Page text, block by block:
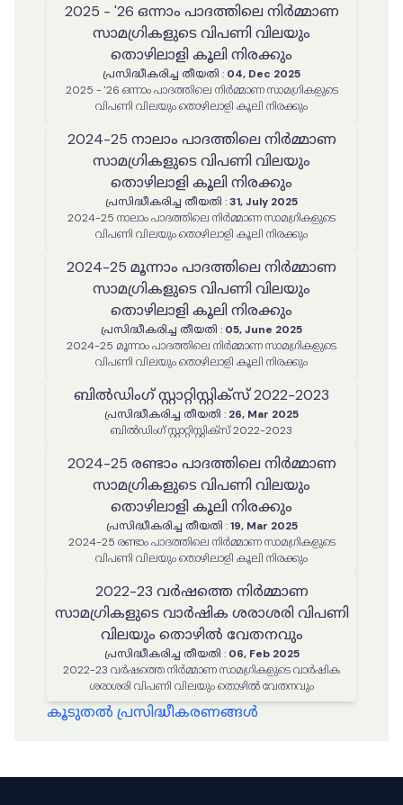
2025 - '26 ഒന്നാം പാദത്തിലെ നിർമ്മാണ
സാമഗ്രികളുടെ വിപണി വിലയും
തൊഴിലാളി കൂലി നിരക്കും
പ്രസിദ്ധീകരിച്ച തീയതി : 04, Dec 2025
2025 - '26 ഒന്നാം പാദത്തിലെ നിർമ്മാണ സാമഗ്രികളുടെ
വിപണി വിലയും തൊഴിലാളി കൂലി നിരക്കും
2024-25 നാലാം പാദത്തിലെ നിർമ്മാണ
സാമഗ്രികളുടെ വിപണി വിലയും
തൊഴിലാളി കൂലി നിരക്കും
പ്രസിദ്ധീകരിച്ച തീയതി :31, July 2025
2024-25 നാലാം പാദത്തിലെ നിർമ്മാണ സാമഗ്രികളുടെ
വിപണി വിലയും തൊഴിലാളി കൂലി നിരക്കും
2024-25 മൂന്നാം പാദത്തിലെ നിർമ്മാണ
സാമഗ്രികളുടെ വിപണി വിലയും
തൊഴിലാളി കൂലി നിരക്കും
പ്രസിദ്ധീകരിച്ച തീയതി : 05, June 2025
2024-25 മൂന്നാം പാദത്തിലെ നിർമ്മാണ സാമഗ്രികളുടെ
വിപണി വിലയും തൊഴിലാളി കൂലി നിരക്കും
ബില്‍ഡിംഗ് സ്റ്റാറ്റിസ്റ്റിക്സ് 2022-2023
പ്രസിദ്ധീകരിച്ച തീയതി : 26, Mar 2025
ബില്‍ഡിംഗ് സ്റ്റാറ്റിസ്റ്റിക്സ് 2022-2023
2024-25 രണ്ടാം പാദത്തിലെ നിർമ്മാണ
സാമഗ്രികളുടെ വിപണി വിലയും
തൊഴിലാളി കൂലി നിരക്കും
പ്രസിദ്ധീകരിച്ച തീയതി : 19, Mar 2025
2024-25 രണ്ടാം പാദത്തിലെ നിർമ്മാണ സാമഗ്രികളുടെ
വിപണി വിലയും തൊഴിലാളി കൂലി നിരക്കും
2022-23 വർഷത്തെ നിർമ്മാണ
സാമഗ്രികളുടെ വാർഷിക ശരാശരി വിപണി
വിലയും തൊഴിൽ വേതനവും
പ്രസിദ്ധീകരിച്ച തീയതി : 06, Feb 2025
2022-23 വർഷത്തെ നിർമ്മാണ സാമഗ്രികളുടെ വാർഷിക
ശരാശരി വിപണി വിലയും തൊഴിൽ വേതനവും
കൂടുതൽ പ്രസിദ്ധീകരണങ്ങൾ